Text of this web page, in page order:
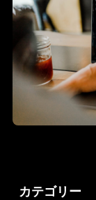
カテゴリー